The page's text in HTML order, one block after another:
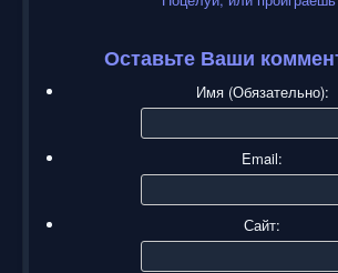
Оставьте Ваши
Имя (Обязательно):
Email:
Сайт: